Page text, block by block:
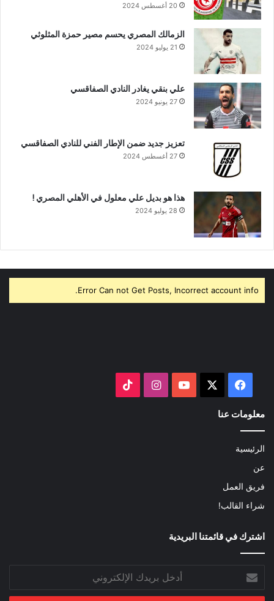
20 أغسطس 2024
الزمالك المصري يحسم مصير حمزة المثلوثي
21 يوليو 2024
علي بنقي يغادر النادي الصفاقسي
27 يونيو 2024
تعزيز جديد ضمن الإطار الفني للنادي الصفاقسي
27 أغسطس 2024
هذا هو بديل علي معلول في الأهلي المصري !
28 يوليو 2024
Error Can not Get Posts, Incorrect account info.
فيسبوك ‫YouTubeانستقرام
معلومات عنا
الرئيسية
عن
فريق العمل
شراء القالب!
اشترك في قائمتنا البريدية
بريدك
الإلكتروني